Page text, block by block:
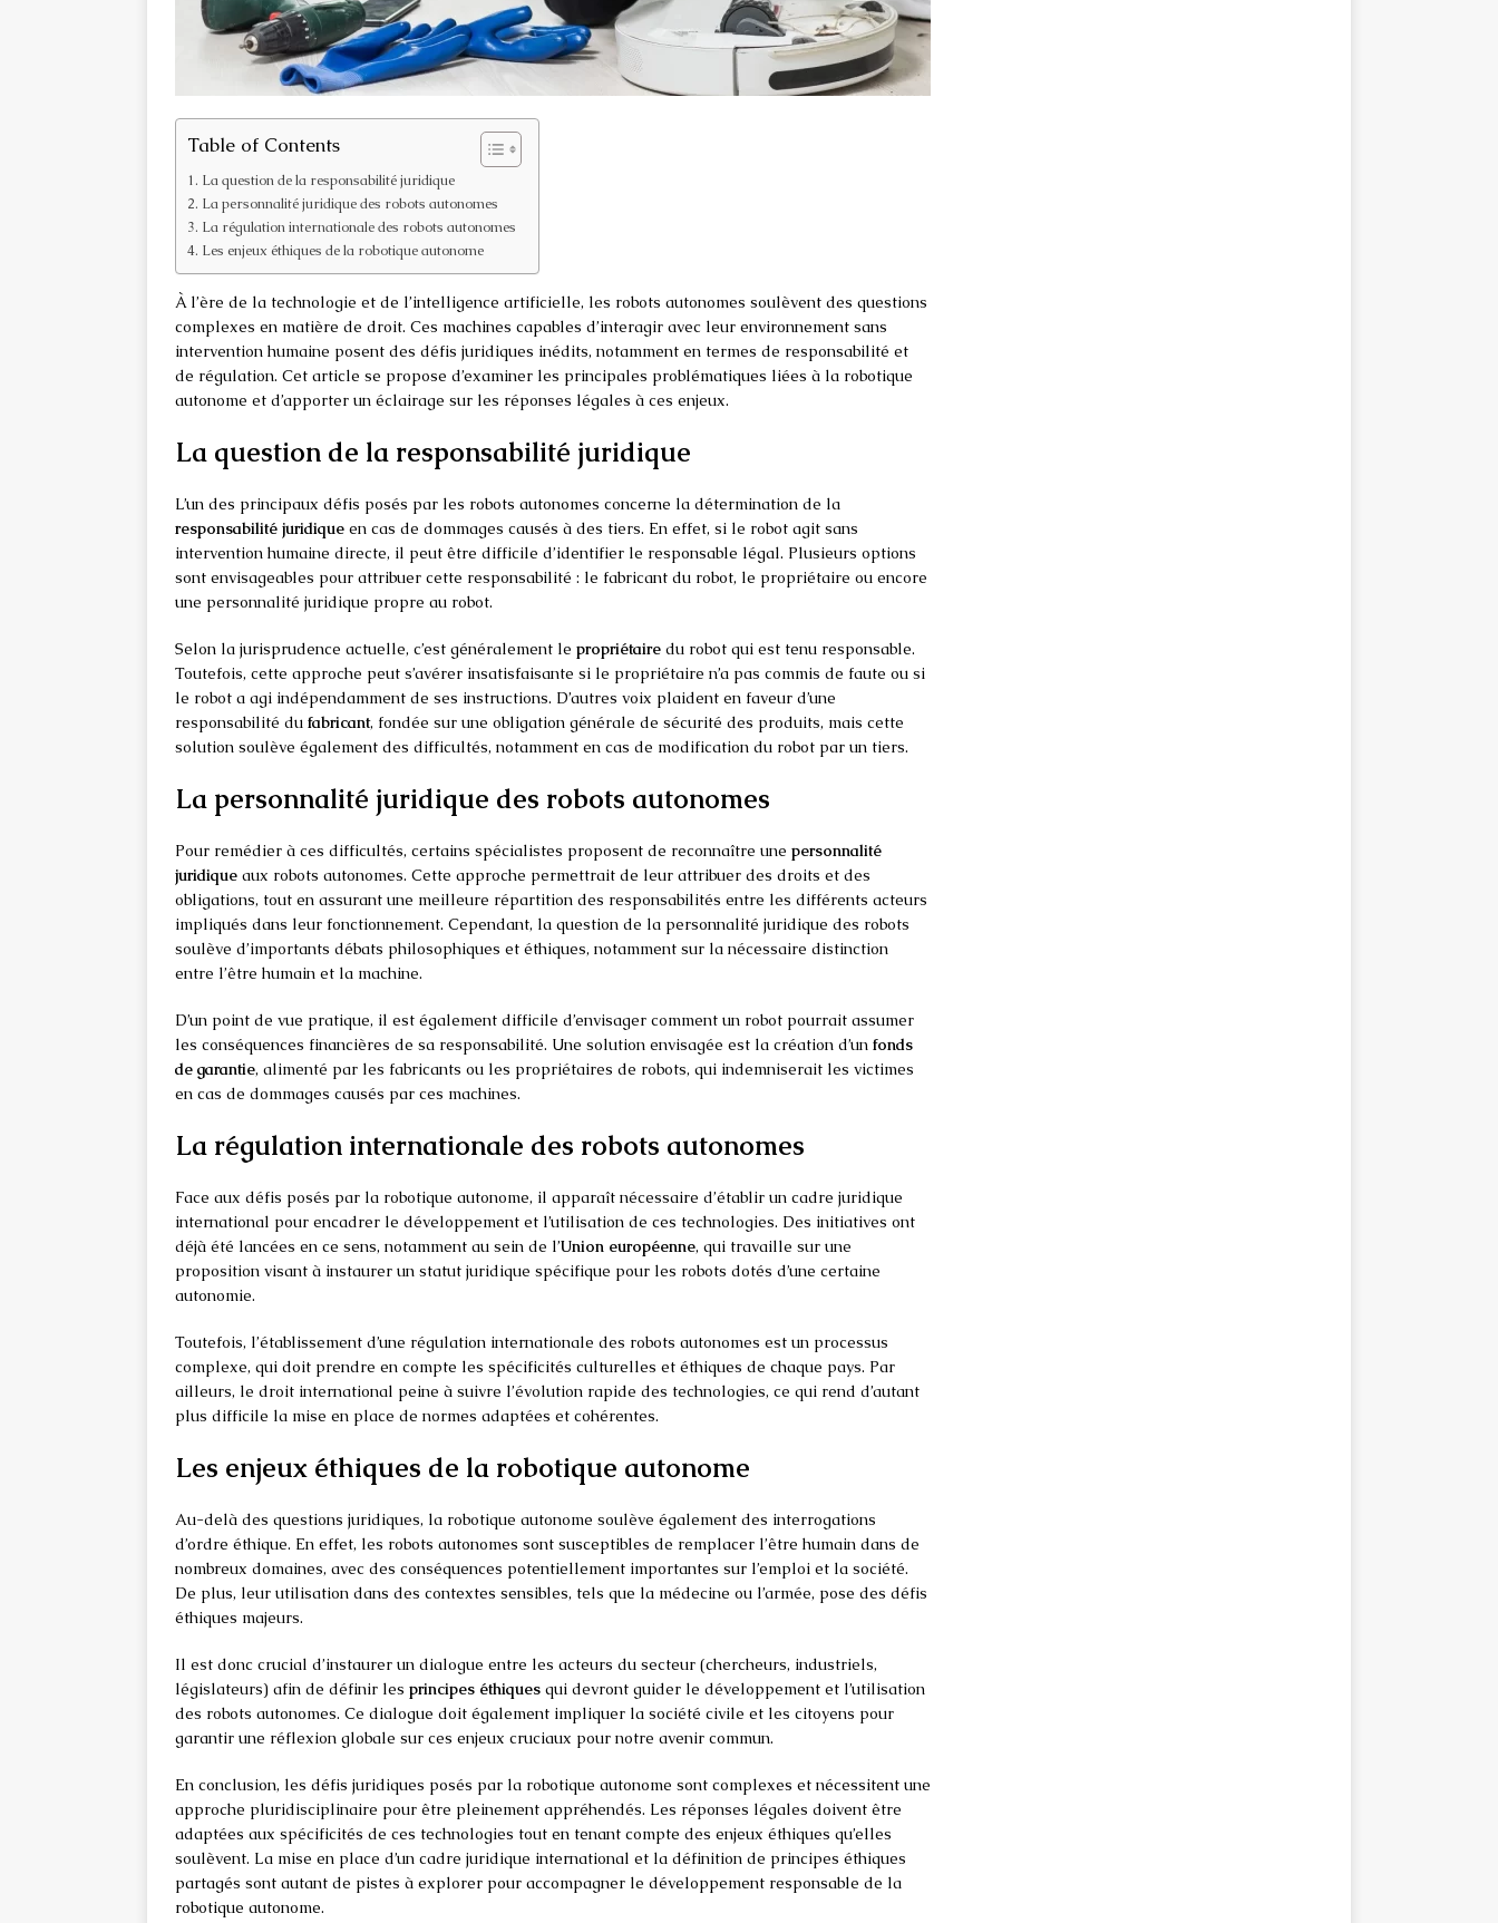
Table of Contents
La question de la responsabilité juridique
La personnalité juridique des robots autonomes
La régulation internationale des robots autonomes
Les enjeux éthiques de la robotique autonome
À l’ère de la technologie et de l’intelligence artificielle, les robots autonomes soulèvent des questions
complexes en matière de droit. Ces machines capables d’interagir avec leur environnement sans
intervention humaine posent des défis juridiques inédits, notamment en termes de responsabilité et
de régulation. Cet article se propose d’examiner les principales problématiques liées à la robotique
autonome et d’apporter un éclairage sur les réponses légales à ces enjeux.
La question de la responsabilité juridique
L’un des principaux défis posés par les robots autonomes concerne la détermination de la
responsabilité juridique en cas de dommages causés à des tiers. En effet, si le robot agit sans
intervention humaine directe, il peut être difficile d’identifier le responsable légal. Plusieurs options
sont envisageables pour attribuer cette responsabilité : le fabricant du robot, le propriétaire ou encore
une personnalité juridique propre au robot.
Selon la jurisprudence actuelle, c’est généralement le propriétaire du robot qui est tenu responsable.
Toutefois, cette approche peut s’avérer insatisfaisante si le propriétaire n’a pas commis de faute ou si
le robot a agi indépendamment de ses instructions. D’autres voix plaident en faveur d’une
responsabilité du fabricant, fondée sur une obligation générale de sécurité des produits, mais cette
solution soulève également des difficultés, notamment en cas de modification du robot par un tiers.
La personnalité juridique des robots autonomes
Pour remédier à ces difficultés, certains spécialistes proposent de reconnaître une personnalité
juridique aux robots autonomes. Cette approche permettrait de leur attribuer des droits et des
obligations, tout en assurant une meilleure répartition des responsabilités entre les différents acteurs
impliqués dans leur fonctionnement. Cependant, la question de la personnalité juridique des robots
soulève d’importants débats philosophiques et éthiques, notamment sur la nécessaire distinction
entre l’être humain et la machine.
D’un point de vue pratique, il est également difficile d’envisager comment un robot pourrait assumer
les conséquences financières de sa responsabilité. Une solution envisagée est la création d’un fonds
de garantie, alimenté par les fabricants ou les propriétaires de robots, qui indemniserait les victimes
en cas de dommages causés par ces machines.
La régulation internationale des robots autonomes
Face aux défis posés par la robotique autonome, il apparaît nécessaire d’établir un cadre juridique
international pour encadrer le développement et l’utilisation de ces technologies. Des initiatives ont
déjà été lancées en ce sens, notamment au sein de l’Union européenne, qui travaille sur une
proposition visant à instaurer un statut juridique spécifique pour les robots dotés d’une certaine
autonomie.
Toutefois, l’établissement d’une régulation internationale des robots autonomes est un processus
complexe, qui doit prendre en compte les spécificités culturelles et éthiques de chaque pays. Par
ailleurs, le droit international peine à suivre l’évolution rapide des technologies, ce qui rend d’autant
plus difficile la mise en place de normes adaptées et cohérentes.
Les enjeux éthiques de la robotique autonome
Au-delà des questions juridiques, la robotique autonome soulève également des interrogations
d’ordre éthique. En effet, les robots autonomes sont susceptibles de remplacer l’être humain dans de
nombreux domaines, avec des conséquences potentiellement importantes sur l’emploi et la société.
De plus, leur utilisation dans des contextes sensibles, tels que la médecine ou l’armée, pose des défis
éthiques majeurs.
Il est donc crucial d’instaurer un dialogue entre les acteurs du secteur (chercheurs, industriels,
législateurs) afin de définir les principes éthiques qui devront guider le développement et l’utilisation
des robots autonomes. Ce dialogue doit également impliquer la société civile et les citoyens pour
garantir une réflexion globale sur ces enjeux cruciaux pour notre avenir commun.
En conclusion, les défis juridiques posés par la robotique autonome sont complexes et nécessitent une
approche pluridisciplinaire pour être pleinement appréhendés. Les réponses légales doivent être
adaptées aux spécificités de ces technologies tout en tenant compte des enjeux éthiques qu’elles
soulèvent. La mise en place d’un cadre juridique international et la définition de principes éthiques
partagés sont autant de pistes à explorer pour accompagner le développement responsable de la
robotique autonome.